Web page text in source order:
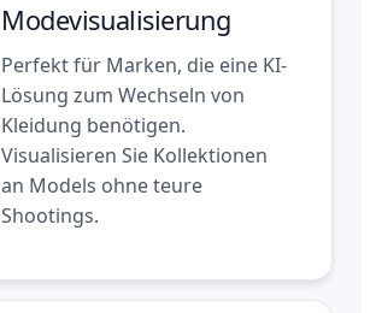
Modevisualisierung
Perfekt für Marken, die eine KI-
Lösung zum Wechseln von
Kleidung benötigen.
Visualisieren Sie Kollektionen
an Models ohne teure
Shootings.